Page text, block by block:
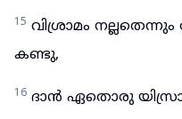
15 വിശ്രാമം
കണ്ടു,
16 ദാൻ ഏതൊരു